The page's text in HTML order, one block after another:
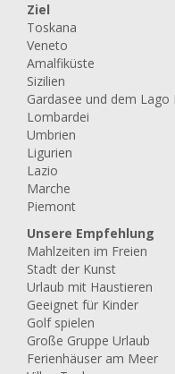
Ziel
Toskana
Veneto
Amalfiküste
Sizilien
Gardasee und dem Lago
Lombardei
Umbrien
Ligurien
Lazio
Marche
Piemont
Unsere Empfehlung
Mahlzeiten im Freien
Stadt der Kunst
Urlaub mit Haustieren
Geeignet für Kinder
Golf spielen
Große Gruppe Urlaub
Ferienhäuser am Meer